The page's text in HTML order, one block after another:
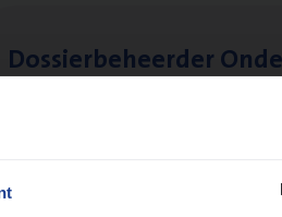
Dos­sier­be­heer­der